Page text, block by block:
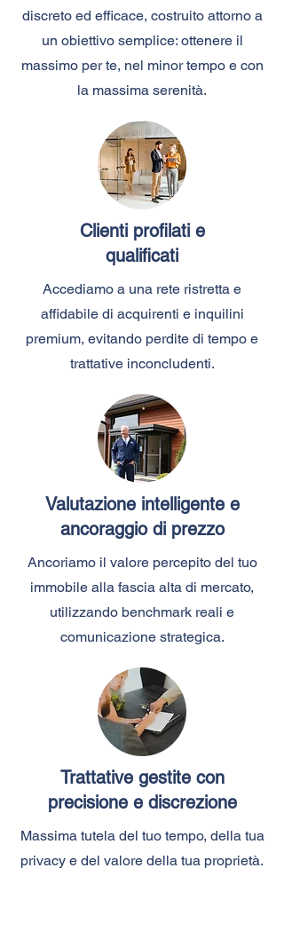
discreto ed efficace, costruito attorno a
un obiettivo semplice: ottenere il
massimo per te, nel minor tempo e con
la massima serenità.
Clienti profilati e
qualificati
Accediamo a una rete ristretta e
affidabile di acquirenti e inquilini
premium, evitando perdite di tempo e
trattative inconcludenti.
Valutazione intelligente e
ancoraggio di prezzo
Ancoriamo il valore percepito del tuo
immobile alla fascia alta di mercato,
utilizzando benchmark reali e
comunicazione strategica.
Trattative gestite con
precisione e discrezione
Massima tutela del tuo tempo, della tua
privacy e del valore della tua proprietà.